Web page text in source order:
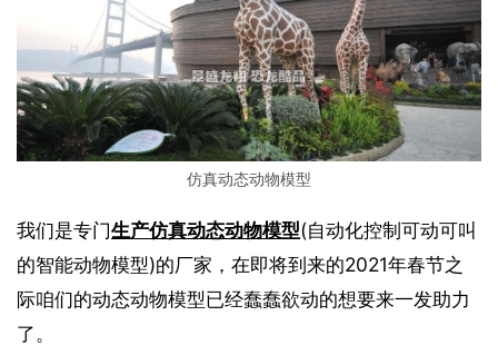
仿真动态动物模型
我们是专门生产仿真动态动物模型(自动化控制可动可叫
的智能动物模型)的厂家，在即将到来的2021年春节之
际咱们的动态动物模型已经蠢蠢欲动的想要来一发助力
了。